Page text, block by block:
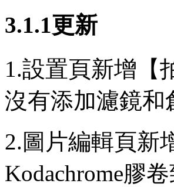
3.1.1更新
1.設置頁新增【
沒有添加濾鏡和
2.圖片編輯頁新
Kodachrome膠卷